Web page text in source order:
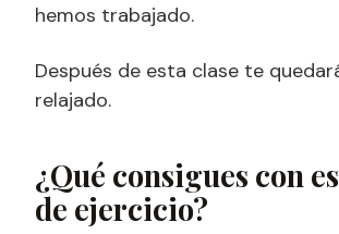
hemos trabajado.
Después de esta clase te
relajado.
¿Qué consigues con
de ejercicio?